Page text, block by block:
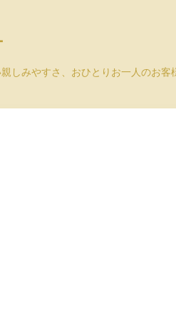
みやすさ、おひとりお一人のお